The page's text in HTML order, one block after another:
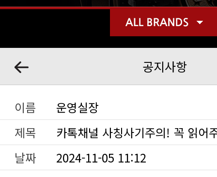
공지사항
이름
운영실장
제목
카톡채널 사칭사기주의! 꼭 읽어
날짜
2024-11-05 11:12